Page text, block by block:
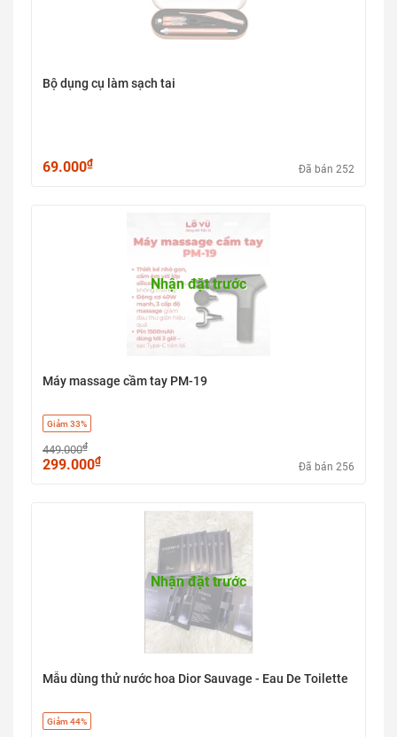
Bộ dụng cụ làm sạch tai
69.000₫ Đã bán 252
Nhận đặt trước
Máy massage cầm tay PM-19
Giảm 33%
449.000₫
299.000₫ Đã bán 256
Nhận đặt trước
Mẫu dùng thử nước hoa Dior Sauvage - Eau De Toilette
Giảm 44%